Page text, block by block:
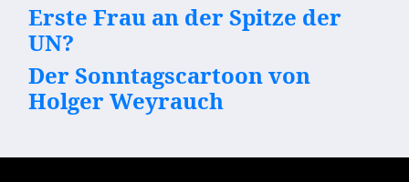
Erste Frau an der Spitze der
UN?
Der Sonntagscartoon von
Holger Weyrauch